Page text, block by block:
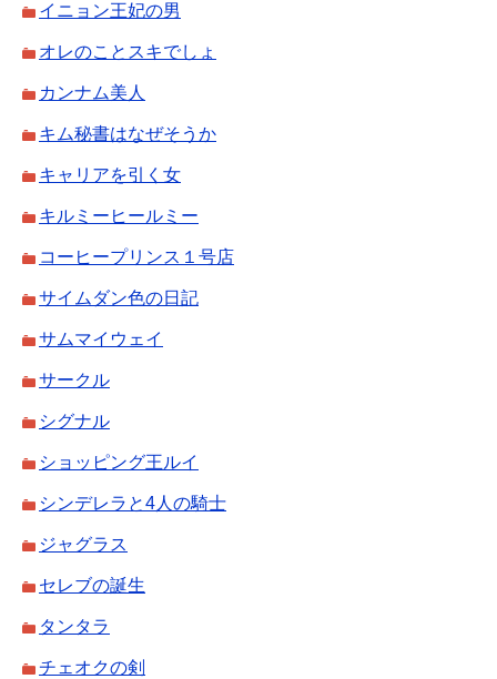
イニョン王妃の男
オレのことスキでしょ
カンナム美人
キム秘書はなぜそうか
キャリアを引く女
キルミーヒールミー
コーヒープリンス１号店
サイムダン色の日記
サムマイウェイ
サークル
シグナル
ショッピング王ルイ
シンデレラと4人の騎士
ジャグラス
セレブの誕生
タンタラ
チェオクの剣